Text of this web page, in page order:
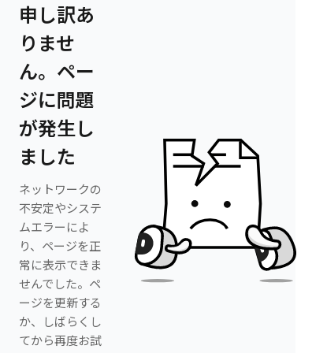
申し訳あ
りませ
ん。ペー
ジに問題
が発生し
ました
ネットワークの
不安定やシステ
ムエラーによ
り、ページを正
常に表示できま
せんでした。ペ
ージを更新する
か、しばらくし
てから再度お試